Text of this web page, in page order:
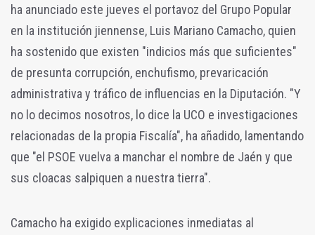
ha anunciado este jueves el portavoz del Grupo Popular
en la institución jiennense, Luis Mariano Camacho, quien
ha sostenido que existen "indicios más que suficientes"
de presunta corrupción, enchufismo, prevaricación
administrativa y tráfico de influencias en la Diputación. "Y
no lo decimos nosotros, lo dice la UCO e investigaciones
relacionadas de la propia Fiscalía", ha añadido, lamentando
que "el PSOE vuelva a manchar el nombre de Jaén y que
sus cloacas salpiquen a nuestra tierra".
Camacho ha exigido explicaciones inmediatas al